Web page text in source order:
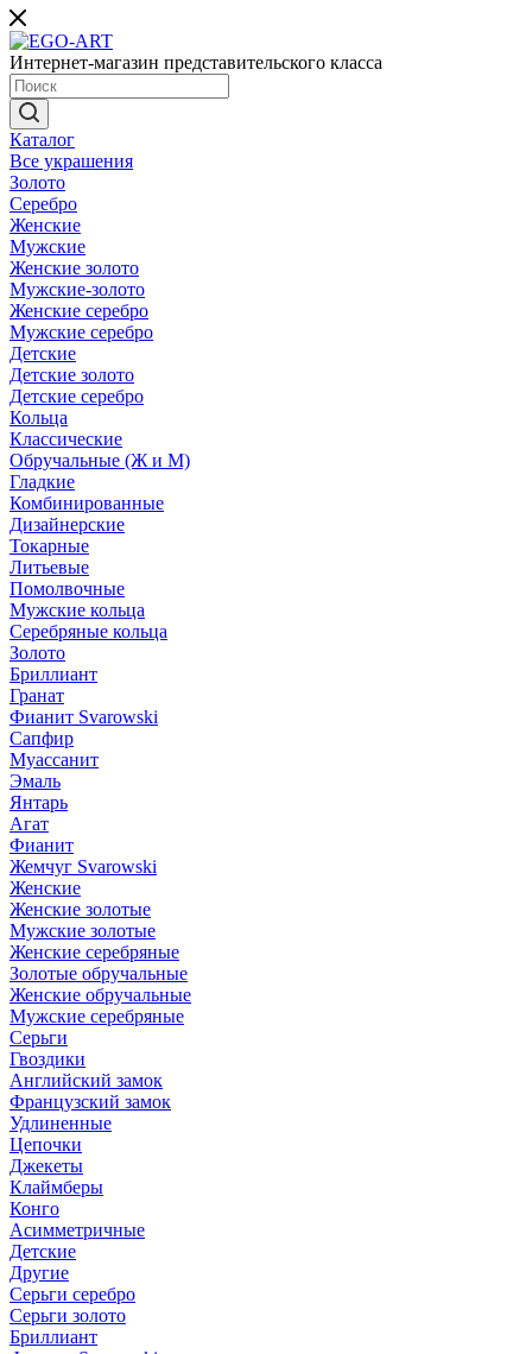
Интернет-магазин представительского класса
Каталог
Все украшения
Золото
Серебро
Женские
Мужские
Женские золото
Мужские-золото
Женские серебро
Мужские серебро
Детские
Детские золото
Детские серебро
Кольца
Классические
Обручальные (Ж и М)
Гладкие
Комбинированные
Дизайнерские
Токарные
Литьевые
Помолвочные
Мужские кольца
Серебряные кольца
Золото
Бриллиант
Гранат
Фианит Svarowski
Сапфир
Муассанит
Эмаль
Янтарь
Агат
Фианит
Жемчуг Svarowski
Женские
Женские золотые
Мужские золотые
Женские серебряные
Золотые обручальные
Женские обручальные
Мужские серебряные
Серьги
Гвоздики
Английский замок
Французский замок
Удлиненные
Цепочки
Джекеты
Клаймберы
Конго
Асимметричные
Детские
Другие
Серьги серебро
Серьги золото
Бриллиант